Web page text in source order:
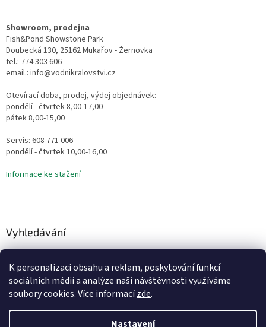
K personalizaci obsahu a reklam, poskytování funkcí
sociálních médií a analýze naší návštěvnosti využíváme
soubory cookies. Více informacízde.
Nastavení
Showroom, prodejna
Fish&Pond Showstone Park
Doubecká 130, 25162 Mukařov - Žernovka
tel.: 774 303 606
email.: info@vodnikralovstvi.cz
Otevírací doba, prodej, výdej objednávek:
pondělí - čtvrtek 8,00-17,00
pátek 8,00-15,00
Servis: 608 771 006
pondělí - čtvrtek 10,00-16,00
Informace ke stažení
Vyhledávání
HLEDAT